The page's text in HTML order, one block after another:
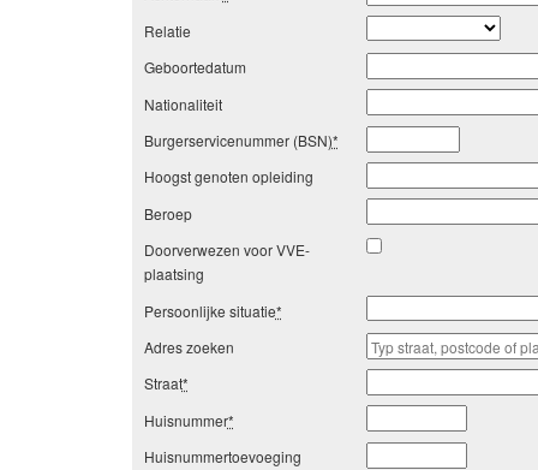
Relatie
Geboortedatum
Nationaliteit
Burgerservicenummer (BSN)*
Hoogst genoten opleiding
Beroep
Doorverwezen voor VVE-
plaatsing
Persoonlijke situatie*
Adres zoeken
Straat*
Huisnummer*
Huisnummertoevoeging